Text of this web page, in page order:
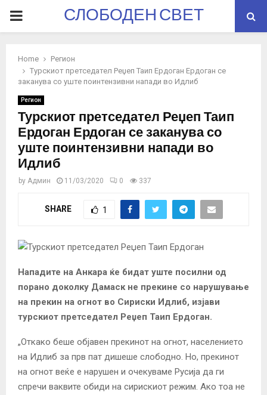
PRIMARYСЛОБОДЕН СВЕТ
Home
Регион
Турскиот претседател Реџеп Таип Ердоган Ердоган се
заканува со уште поинтензивни напади во Идлиб
Регион
Турскиот претседател Реџеп Таип
Ердоган Ердоган се заканува со
уште поинтензивни напади во
Идлиб
by Админ 11/03/2020 0 337
SHARE 1
Нападите на Анкара ќе бидат уште посилни од
порано доколку Дамаск не прекине со нарушување
на прекин на огнот во Сириски Идлиб, изјави
турскиот претседател Реџеп Таип Ердоган.
„Откако беше објавен прекинот на огнот, населението
на Идлиб за прв пат дишеше слободно. Но, прекинот
на огнот веќе е нарушен и очекуваме Русија да ги
спречи ваквите обиди на сирискиот режим. Ако тоа не